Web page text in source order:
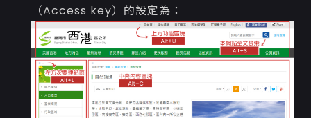
（Access key）的設定為：